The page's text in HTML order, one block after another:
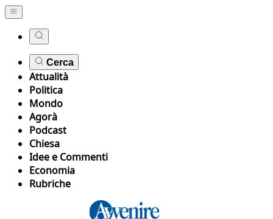
Cerca
Attualità
Politica
Mondo
Agorà
Podcast
Chiesa
Idee e Commenti
Economia
Rubriche